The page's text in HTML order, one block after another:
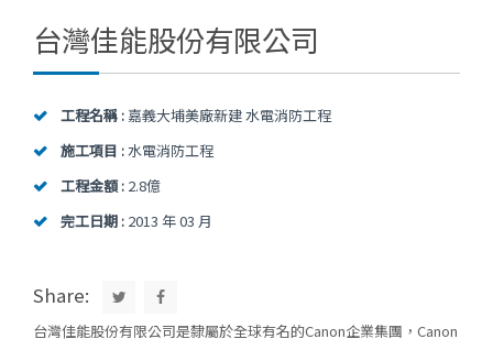
台灣佳能股份有限公司
工程名稱 : 嘉義大埔美廠新建 水電消防工程
施工項目 :水電消防工程
工程金額 : 2.8億
完工日期 : 2013 年 03 月
Share:
台灣佳能股份有限公司是隸屬於全球有名的Canon企業集團，Canon